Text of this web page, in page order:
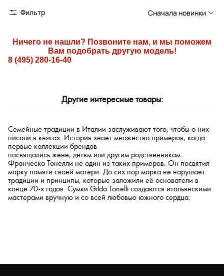
Фильтр Сначала новинки
Сначала новинки
Сначала популярные
По размеру скидки
По скорости доставки
Ничего не нашли? Позвоните нам, и мы поможем
Вам подобрать другую модель!
8 (495) 280-16-40
Другие интересные товары:
Семейные традиции в Италии заслуживают того, чтобы о них
писали в книгах. История знает множество примеров, когда
первые коллекции брендов
посвящались жене, детям или другим родственникам.
Франческо Тонелли не один из таких примеров. Он посвятил
марку памяти своей матери. До сих пор марка не нарушает
традиции и принципы, которые заложили её основатели в
конце 70-х годов. Сумки Gilda Tonelli создаются итальянскими
мастерами вручную и со всей любовью южного сердца.